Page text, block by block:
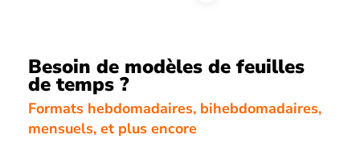
Besoin de modèles de feuilles
de temps ?
Formats hebdomadaires, bihebdomadaires,
mensuels, et plus encore